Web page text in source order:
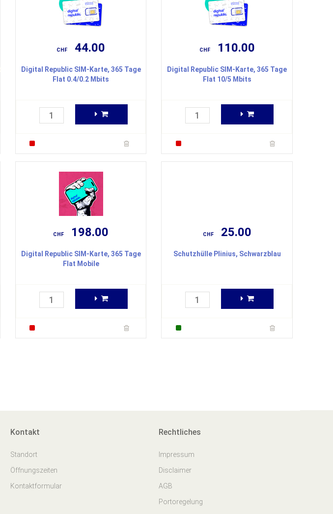
CHF 44.00
Digital Republic SIM-Karte, 365 Tage
Flat 0.4/0.2 Mbits
CHF 110.00
Digital Republic SIM-Karte, 365 Tage
Flat 10/5 Mbits
CHF 198.00
Digital Republic SIM-Karte, 365 Tage
Flat Mobile
CHF 25.00
Schutzhülle Plinius, Schwarzblau
Kontakt
Standort
Öffnungszeiten
Kontaktformular
Rechtliches
Impressum
Disclaimer
AGB
Portoregelung